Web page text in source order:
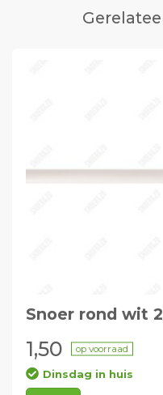
Snoer rond wit
1,50 op voorraad
Dinsdag in huis